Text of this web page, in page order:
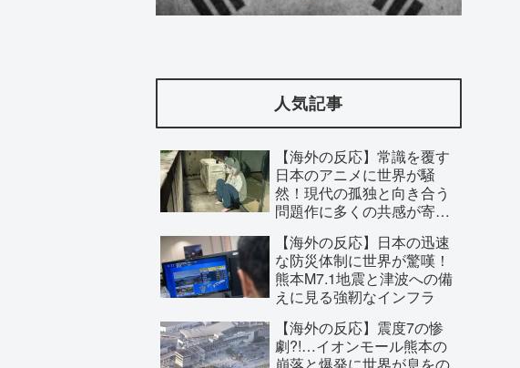
っ腹だな」（海外の反応）
海外「先進国で日本だけパスポート所有
人気記事
【海外の反応】常識を覆す
日本のアニメに世界が騒
然！現代の孤独と向き合う
問題作に多くの共感が寄せ
【海外の反応】日本の迅速
な防災体制に世界が驚嘆！
熊本M7.1地震と津波への備
えに見る強靭なインフラ
【海外の反応】震度7の惨
劇?!…イオンモール熊本の